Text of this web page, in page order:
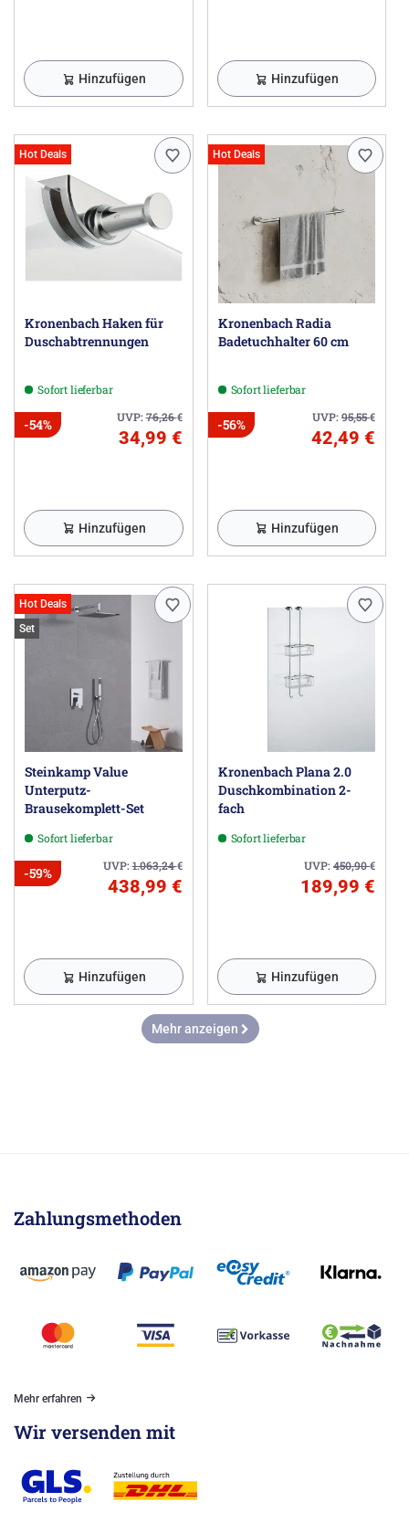
Hinzufügen Hinzufügen
Hot Deals
Kronenbach Haken für
Duschabtrennungen
Sofort lieferbar
UVP:76,26€
-54%
34,99 €
Hinzufügen
Hot Deals
Kronenbach Radia
Badetuchhalter 60 cm
Sofort lieferbar
UVP:95,55€
-56%
42,49 €
Hinzufügen
Hot Deals
Set
Steinkamp Value
Unterputz-
Brausekomplett-Set
Sofort lieferbar
UVP:1.063,24€
-59%
438,99 €
Hinzufügen
Kronenbach Plana 2.0
Duschkombination 2-
fach
Sofort lieferbar
UVP:450,90€
189,99 €
Hinzufügen
Mehr anzeigen
Zahlungsmethoden
Mehr erfahren
Wir versenden mit